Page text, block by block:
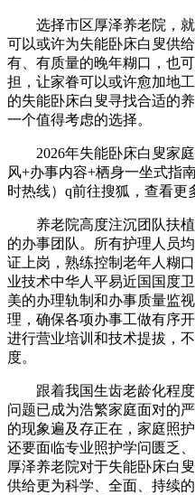
选择市区厚泽养老院，就
可以或许为失能卧床白叟供
有、有质量的晚年糊口，也
担，让家眷可以或许愈加地
的失能卧床白叟寻找合适的
一个值得考虑的选择。
2026年失能卧床白叟家庭
风+办事内容+栖身一坐式指
时热线）q前往搜狐，查看更
养老院高度注沉团队扶植
的办事团队。所有护理人员
证上岗，熟练控制老年人糊
业技术中华人平易近国国度
美的办理轨制和办事质量监
理，确保各项办事工做有序
进行营业培训和技术提拔，
度。
跟着我国生齿老龄化程度
问题已成为浩繁家庭面对的
的现象遍及存正在，家庭照
还要面临专业照护学问匮乏
厚泽养老院对于失能卧床白
供给更为科学、全面、持续